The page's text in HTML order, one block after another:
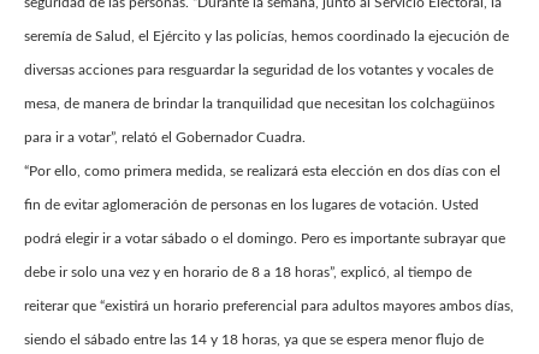
seremía de Salud, el Ejército y las policías, hemos coordinado la ejecución de
diversas acciones para resguardar la seguridad de los votantes y vocales de
mesa, de manera de brindar la tranquilidad que necesitan los colchagüinos
para ir a votar”, relató el Gobernador Cuadra.
“Por ello, como primera medida, se realizará esta elección en dos días con el
fin de evitar aglomeración de personas en los lugares de votación. Usted
podrá elegir ir a votar sábado o el domingo. Pero es importante subrayar que
debe ir solo una vez y en horario de 8 a 18 horas”, explicó, al tiempo de
reiterar que “existirá un horario preferencial para adultos mayores ambos días,
siendo el sábado entre las 14 y 18 horas, ya que se espera menor flujo de